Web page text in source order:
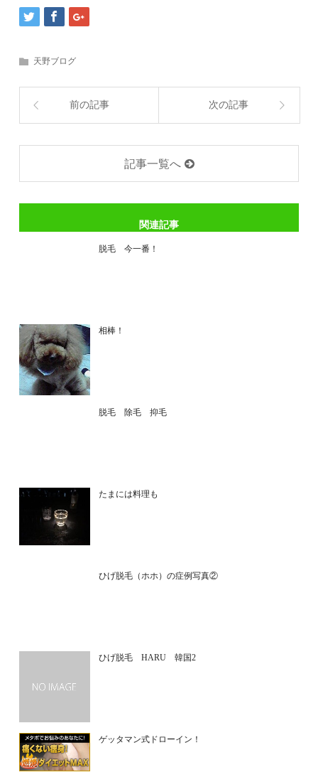
天野ブログ
前の記事 次の記事
記事一覧へ
関連記事
脱毛 今一番！
相棒！
脱毛 除毛 抑毛
たまには料理も
ひげ脱毛（ホホ）の症例写真②
ひげ脱毛 HARU 韓国2
ゲッタマン式ドローイン！